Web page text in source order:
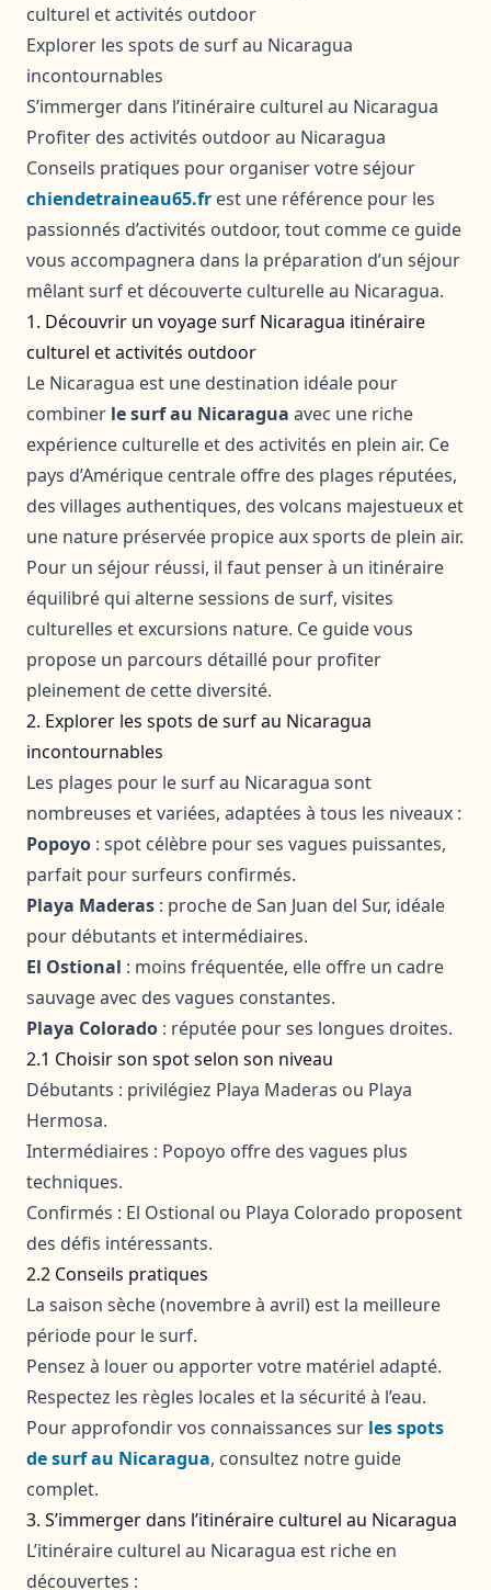
culturel et activités outdoor
Explorer les spots de surf au Nicaragua
incontournables
S’immerger dans l’itinéraire culturel au Nicaragua
Profiter des activités outdoor au Nicaragua
Conseils pratiques pour organiser votre séjour
chiendetraineau65.fr est une référence pour les
passionnés d’activités outdoor, tout comme ce guide
vous accompagnera dans la préparation d’un séjour
mêlant surf et découverte culturelle au Nicaragua.
1. Découvrir un voyage surf Nicaragua itinéraire
culturel et activités outdoor
Le Nicaragua est une destination idéale pour
combiner le surf au Nicaragua avec une riche
expérience culturelle et des activités en plein air. Ce
pays d’Amérique centrale offre des plages réputées,
des villages authentiques, des volcans majestueux et
une nature préservée propice aux sports de plein air.
Pour un séjour réussi, il faut penser à un itinéraire
équilibré qui alterne sessions de surf, visites
culturelles et excursions nature. Ce guide vous
propose un parcours détaillé pour profiter
pleinement de cette diversité.
2. Explorer les spots de surf au Nicaragua
incontournables
Les plages pour le surf au Nicaragua sont
nombreuses et variées, adaptées à tous les niveaux :
Popoyo : spot célèbre pour ses vagues puissantes,
parfait pour surfeurs confirmés.
Playa Maderas : proche de San Juan del Sur, idéale
pour débutants et intermédiaires.
El Ostional : moins fréquentée, elle offre un cadre
sauvage avec des vagues constantes.
Playa Colorado : réputée pour ses longues droites.
2.1 Choisir son spot selon son niveau
Débutants : privilégiez Playa Maderas ou Playa
Hermosa.
Intermédiaires : Popoyo offre des vagues plus
techniques.
Confirmés : El Ostional ou Playa Colorado proposent
des défis intéressants.
2.2 Conseils pratiques
La saison sèche (novembre à avril) est la meilleure
période pour le surf.
Pensez à louer ou apporter votre matériel adapté.
Respectez les règles locales et la sécurité à l’eau.
Pour approfondir vos connaissances sur les spots
de surf au Nicaragua, consultez notre guide
complet.
3. S’immerger dans l’itinéraire culturel au Nicaragua
L’itinéraire culturel au Nicaragua est riche en
découvertes :